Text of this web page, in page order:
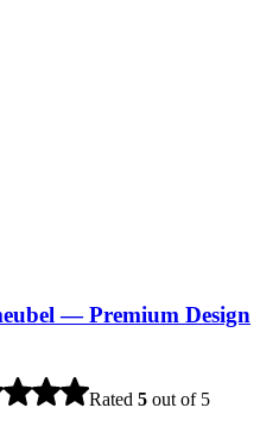
— Premium Design
Rated 5 out of 5